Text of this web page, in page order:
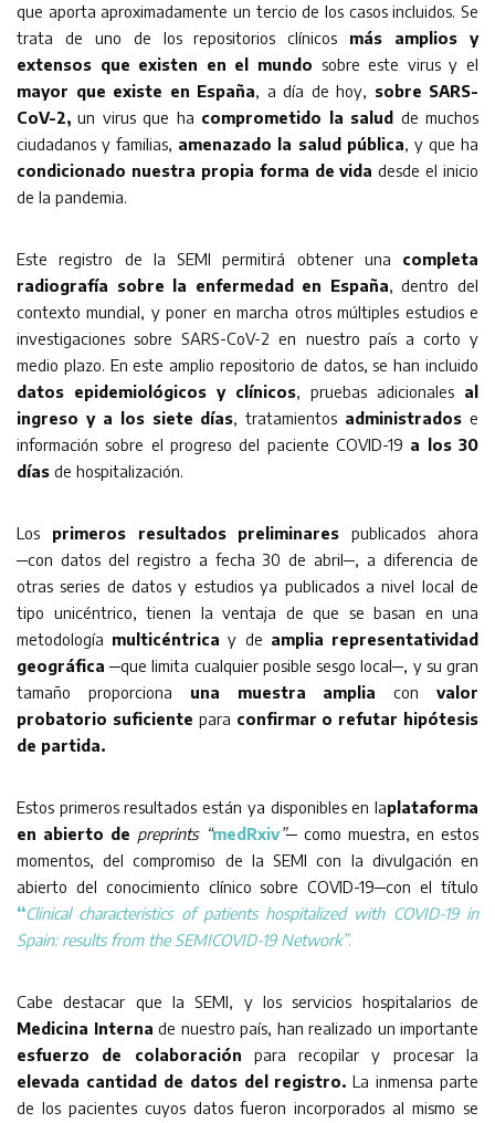
que aporta aproximadamente un tercio de los casos incluidos. Se
trata de uno de los repositorios clínicos más amplios y
extensos que existen en el mundo sobre este virus y el
mayor que existe en España, a día de hoy, sobre SARS-
CoV-2, un virus que ha comprometido la salud de muchos
ciudadanos y familias, amenazado la salud pública, y que ha
condicionado nuestra propia forma de vida desde el inicio
de la pandemia.
Este registro de la SEMI permitirá obtener una completa
radiografía sobre la enfermedad en España, dentro del
contexto mundial, y poner en marcha otros múltiples estudios e
investigaciones sobre SARS-CoV-2 en nuestro país a corto y
medio plazo. En este amplio repositorio de datos, se han incluido
datos epidemiológicos y clínicos, pruebas adicionales al
ingreso y a los siete días, tratamientos administrados e
información sobre el progreso del paciente COVID-19 a los 30
días de hospitalización.
Los primeros resultados preliminares publicados ahora
─con datos del registro a fecha 30 de abril─, a diferencia de
otras series de datos y estudios ya publicados a nivel local de
tipo unicéntrico, tienen la ventaja de que se basan en una
metodología multicéntrica y de amplia representatividad
geográfica ─que limita cualquier posible sesgo local─, y su gran
tamaño proporciona una muestra amplia convalor
probatorio suficiente para confirmar o refutar hipótesis
de partida.
Estos primeros resultados están ya disponibles en laplataforma
en abierto de preprints “medRxiv”─como muestra, en estos
momentos, del compromiso de la SEMI con la divulgación en
abierto del conocimiento clínico sobre COVID-19─con el título
“Clinical characteristics of patients hospitalized with COVID-19 in
Spain: results from the SEMICOVID-19 Network”.
Cabe destacar que la SEMI, y los servicios hospitalarios de
Medicina Interna de nuestro país, han realizado un importante
esfuerzo de colaboración para recopilar y procesar la
elevada cantidad de datos del registro.La inmensa parte
de los pacientes cuyos datos fueron incorporados al mismo se